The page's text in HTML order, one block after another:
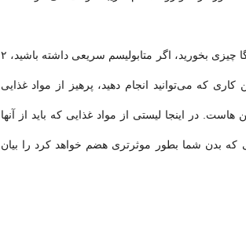
اما اگر واقعا مجبور باشید قبل از یوگا چیزی بخورید، اگر متابولیسم سریعی داشته باشید، ۲
که می‌توانید انجام دهید، پرهیز از مواد غذایی
در اینجا لیستی از مواد غذایی که باید از آنها
که بدن شما بطور موثرتری هضم خواهد کرد را بیان